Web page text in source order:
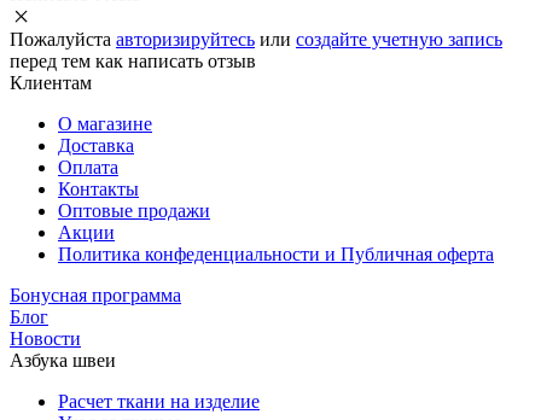
Пожалуйста авторизируйтесь или создайте учетную запись
перед тем как написать отзыв
Клиентам
О магазине
Доставка
Оплата
Контакты
Оптовые продажи
Акции
Политика конфеденциальности и Публичная оферта
Бонусная программа
Блог
Новости
Азбука швеи
Расчет ткани на изделие